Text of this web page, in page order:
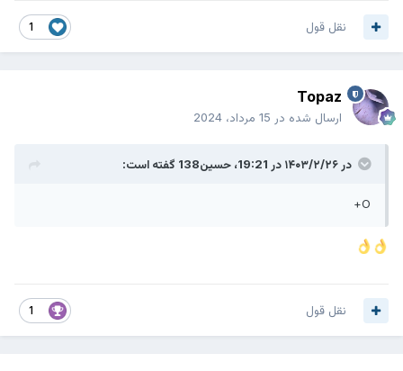
نقل قول
Topaz
ارسال شده در 15 مرداد، 2024
در ۱۴۰۳/۲/۲۶ در 19:21، حسین138 گفته است:
O+
نقل قول